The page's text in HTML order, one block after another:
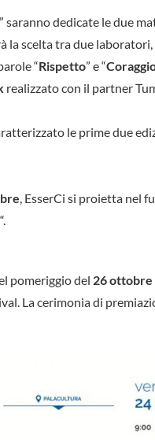
” saranno dedicate le due
scelta tra due laboratori,
“Rispetto” e “
realizzato con il partner
le prime due
, EsserCi si proietta nel
“.
pomeriggio del 26 ottobre
La cerimonia di